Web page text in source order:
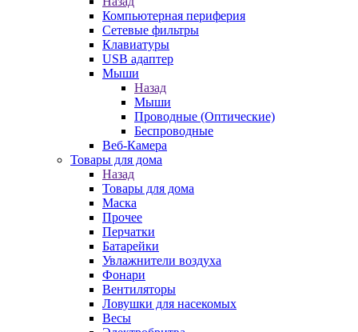
Компьютерная периферия
Сетевые фильтры
Клавиатуры
USB адаптер
Мыши
Назад
Мыши
Проводные (Оптические)
Беспроводные
Веб-Камера
Товары для дома
Назад
Товары для дома
Маска
Прочее
Перчатки
Батарейки
Увлажнители воздуха
Фонари
Вентиляторы
Ловушки для насекомых
Весы